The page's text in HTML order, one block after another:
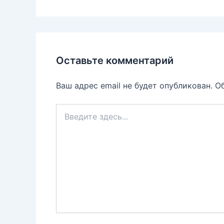
Оставьте комментарий
Ваш адрес email не будет опубликован.
здесь...